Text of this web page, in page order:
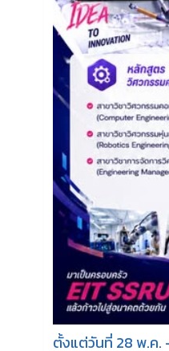
ตั้งแต่วันที่ 28 พ.ค.